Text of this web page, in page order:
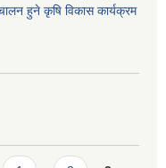
हुने कृषि विकास कार्यक्रम